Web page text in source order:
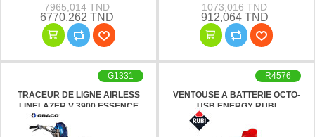
7965,014 TND
6770,262 TND
1073,016 TND
912,064 TND
TRACEUR DE LIGNE AIRLESS
LINELAZER V 3900 ESSENCE
+02 PISTOLETS GRACO
G1331
VENTOUSE A BATTERIE OCTO-
USB ENERGY RUBI
R4576